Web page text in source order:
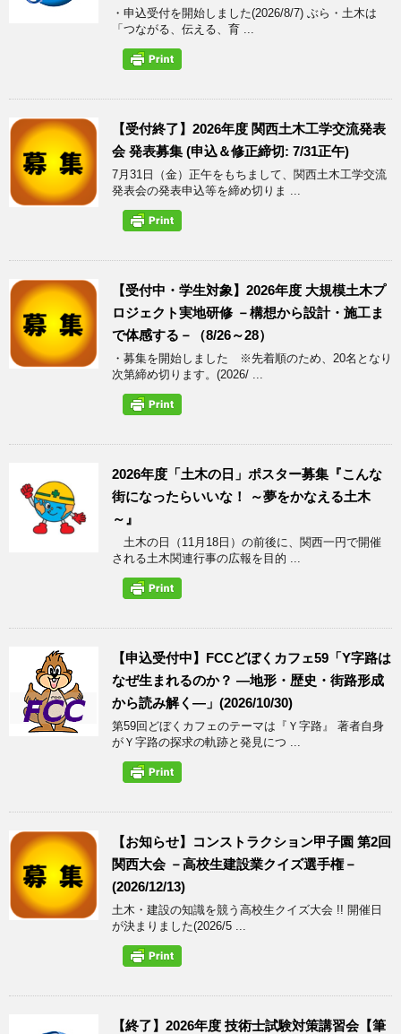
・申込受付を開始しました(2026/8/7) ぶら・土木は
「つながる、伝える、育 ...
【受付終了】2026年度 関西土木工学交流発表
会 発表募集 (申込＆修正締切: 7/31正午)
7月31日（金）正午をもちまして、関西土木工学交流
発表会の発表申込等を締め切りま ...
【受付中・学生対象】2026年度 大規模土木プ
ロジェクト実地研修 －構想から設計・施工ま
で体感する－（8/26～28）
・募集を開始しました ※先着順のため、20名となり
次第締め切ります。(2026/ ...
2026年度「土木の日」ポスター募集『こんな
街になったらいいな！ ～夢をかなえる土木
～』
土木の日（11月18日）の前後に、関西一円で開催
される土木関連行事の広報を目的 ...
【申込受付中】FCCどぼくカフェ59「Y字路は
なぜ生まれるのか？ ―地形・歴史・街路形成
から読み解く―」(2026/10/30)
第59回どぼくカフェのテーマは『Ｙ字路』 著者自身
がＹ字路の探求の軌跡と発見につ ...
【お知らせ】コンストラクション甲子園 第2回
関西大会 －高校生建設業クイズ選手権－
(2026/12/13)
土木・建設の知識を競う高校生クイズ大会 !! 開催日
が決まりました(2026/5 ...
【終了】2026年度 技術士試験対策講習会【筆